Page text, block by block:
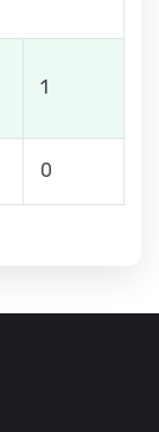
1
0